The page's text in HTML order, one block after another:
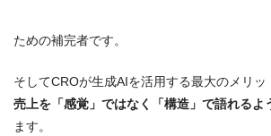
ための補完者です。
そしてCROが生成AIを活用する最大のメリッ
売上を「感覚」ではなく「構造」で語れるよ
ます。